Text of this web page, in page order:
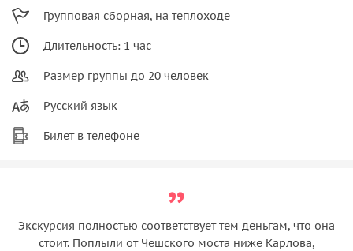
Групповая сборная, на теплоходе
Длительность: 1 час
Размер группы до 20 человек
Русский язык
Билет в телефоне
Экскурсия полностью соответствует тем деньгам, что она
стоит. Поплыли от Чешского моста ниже Карлова,